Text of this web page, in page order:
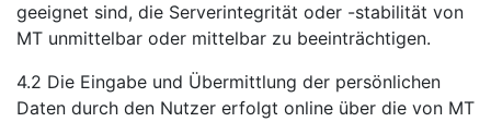
geeignet sind, die Serverintegrität oder -stabilität von
MT unmittelbar oder mittelbar zu beeinträchtigen.
4.2 Die Eingabe und Übermittlung der persönlichen
Daten durch den Nutzer erfolgt online über die von MT